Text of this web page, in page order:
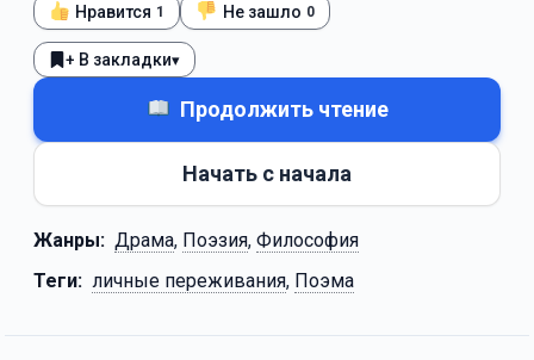
Нравится 1 Не зашло 0
+ В закладки▾
Продолжить чтение
Начать с начала
Жанры: Драма, Поэзия, Философия
Теги: личные переживания, Поэма